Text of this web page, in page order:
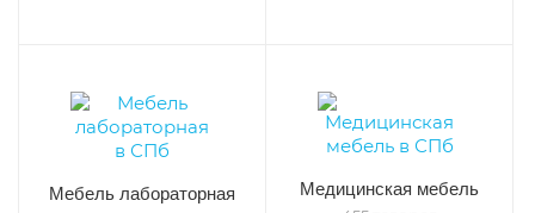
Мебель лабораторная Медицинская мебель